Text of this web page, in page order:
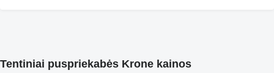
Tentiniai puspriekabės Krone kainos